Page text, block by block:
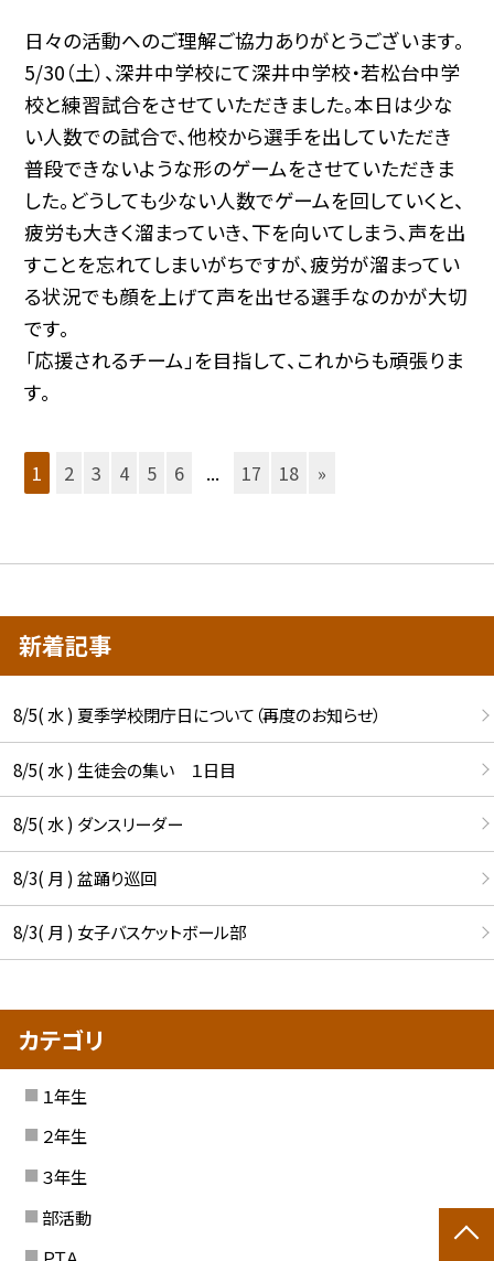
日々の活動へのご理解ご協力ありがとうございます。
5/30（土）、深井中学校にて深井中学校・若松台中学
校と練習試合をさせていただきました。本日は少な
い人数での試合で、他校から選手を出していただき
普段できないような形のゲームをさせていただきま
した。どうしても少ない人数でゲームを回していくと、
疲労も大きく溜まっていき、下を向いてしまう、声を出
すことを忘れてしまいがちですが、疲労が溜まってい
る状況でも顔を上げて声を出せる選手なのかが大切
です。
「応援されるチーム」を目指して、これからも頑張りま
す。
1 2 3 4 5 6 ... 17 18 »
新着記事
8/5( 水 ) 夏季学校閉庁日について（再度のお知らせ）
8/5( 水 ) 生徒会の集い １日目
8/5( 水 ) ダンスリーダー
8/3( 月 ) 盆踊り巡回
8/3( 月 ) 女子バスケットボール部
カテゴリ
１年生
２年生
３年生
部活動